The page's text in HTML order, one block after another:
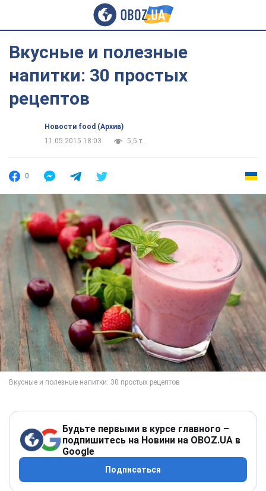
Вкусные и полезные
напитки: 30 простых
рецептов
Новости food (Архив)
11.05.2015 18:03
5,5 т.
0
Будьте первыми в курсе главного –
подпишитесь на Новини на OBOZ.UA в
Google
Подписаться